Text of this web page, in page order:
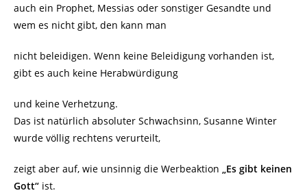
auch ein Prophet, Messias oder sonstiger Gesandte und
wem es nicht gibt, den kann man
nicht beleidigen. Wenn keine Beleidigung vorhanden ist,
gibt es auch keine Herabwürdigung
und keine Verhetzung.
Das ist natürlich absoluter Schwachsinn, Susanne Winter
wurde völlig rechtens verurteilt,
zeigt aber auf, wie unsinnig die Werbeaktion
„Es gibt keinen
Gott“ ist.